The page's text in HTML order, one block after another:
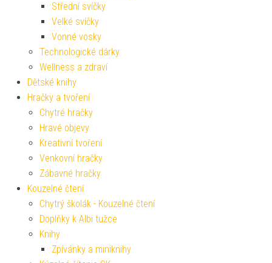
Střední svíčky
Velké svíčky
Vonné vosky
Technologické dárky
Wellness a zdraví
Dětské knihy
Hračky a tvoření
Chytré hračky
Hravé objevy
Kreativní tvoření
Venkovní hračky
Zábavné hračky
Kouzelné čtení
Chytrý školák - Kouzelné čtení
Doplňky k Albi tužce
Knihy
Zpívánky a miniknihy